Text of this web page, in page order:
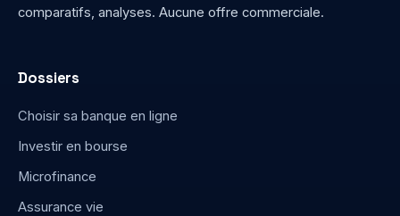
comparatifs, analyses. Aucune offre commerciale.
Dossiers
Choisir sa banque en ligne
Investir en bourse
Microfinance
Assurance vie